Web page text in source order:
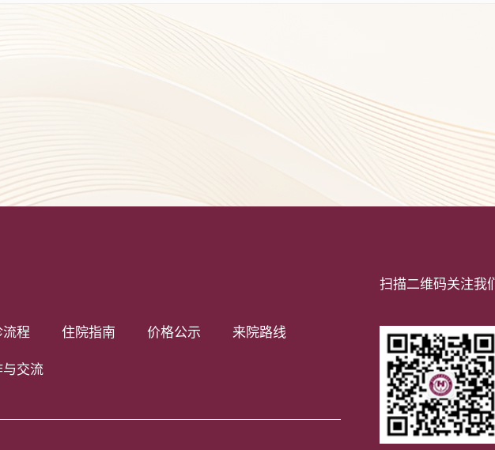
流程 住院指南 价格公示 来院路线
与交流
扫描二维码关注我